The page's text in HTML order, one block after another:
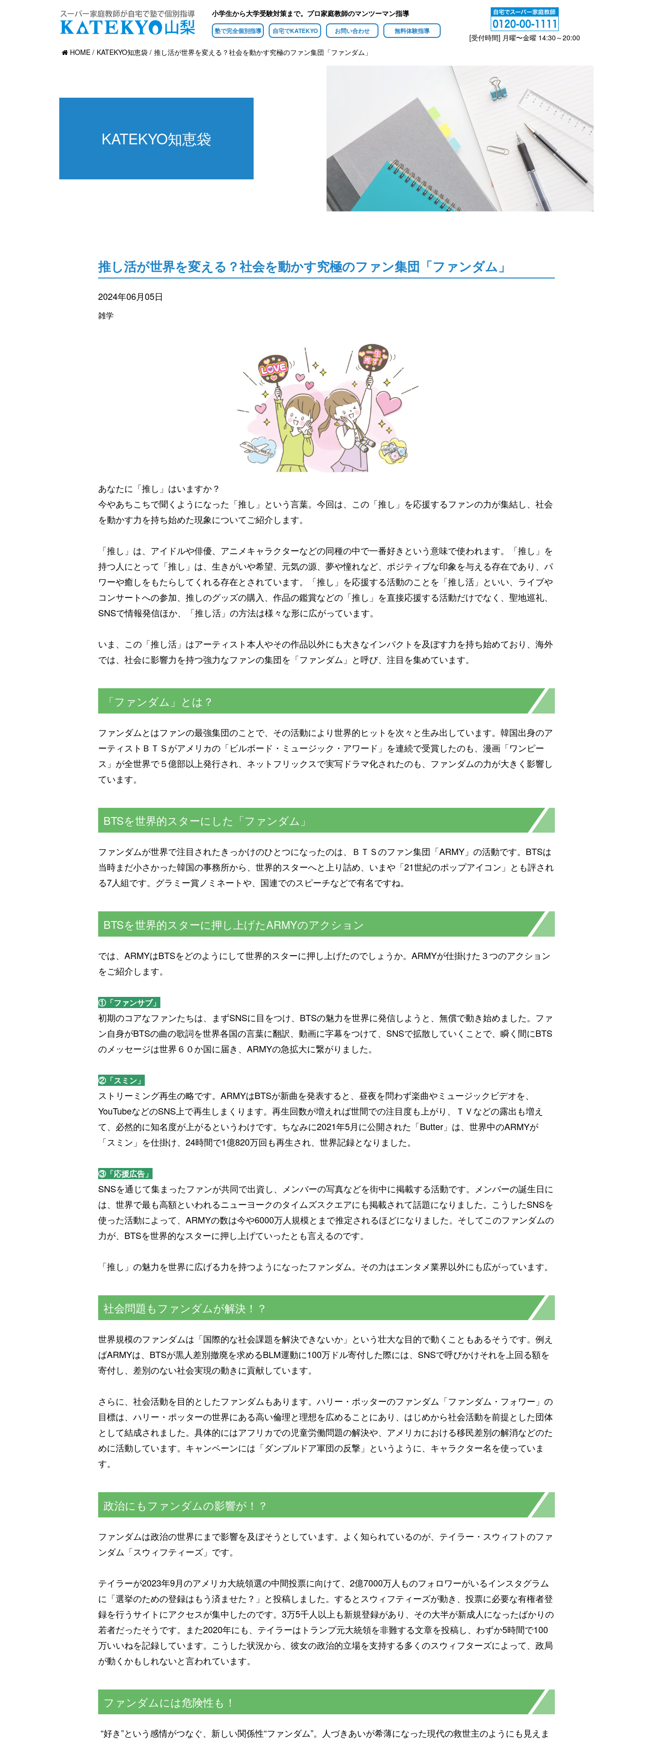
小学生から大学受験対策まで。プロ家庭教師のマンツーマン指導
塾で完全個別指導 自宅でKATEKYO お問い合わせ 無料体験指導
[受付時間] 月曜〜金曜 14:30～20:00
HOME
KATEKYO知恵袋 推し活が世界を変える？社会を動かす究極のファン集団「ファンダム」
KATEKYO知恵袋
推し活が世界を変える？社会を動かす究極のファン集団「ファンダム」
2024年06月05日
雑学
あなたに「推し」はいますか？
今やあちこちで聞くようになった「推し」という言葉。今回は、この「推し」を応援するファンの力が集結し、社会
を動かす力を持ち始めた現象についてご紹介します。
「推し」は、アイドルや俳優、アニメキャラクターなどの同種の中で一番好きという意味で使われます。「推し」を
持つ人にとって「推し」は、生きがいや希望、元気の源、夢や憧れなど、ポジティブな印象を与える存在であり、パ
ワーや癒しをもたらしてくれる存在とされています。「推し」を応援する活動のことを「推し活」といい、ライブや
コンサートへの参加、推しのグッズの購入、作品の鑑賞などの「推し」を直接応援する活動だけでなく、聖地巡礼、
SNSで情報発信ほか、「推し活」の方法は様々な形に広がっています。
いま、この「推し活」はアーティスト本人やその作品以外にも大きなインパクトを及ぼす力を持ち始めており、海外
では、社会に影響力を持つ強力なファンの集団を「ファンダム」と呼び、注目を集めています。
「ファンダム」とは？
ファンダムとはファンの最強集団のことで、その活動により世界的ヒットを次々と生み出しています。韓国出身のア
ーティストＢＴＳがアメリカの「ビルボード・ミュージック・アワード」を連続で受賞したのも、漫画「ワンピー
ス」が全世界で５億部以上発行され、ネットフリックスで実写ドラマ化されたのも、ファンダムの力が大きく影響し
ています。
BTSを世界的スターにした「ファンダム」
ファンダムが世界で注目されたきっかけのひとつになったのは、ＢＴＳのファン集団「ARMY」の活動です。BTSは
当時まだ小さかった韓国の事務所から、世界的スターへと上り詰め、いまや「21世紀のポップアイコン」とも評され
る7人組です。グラミー賞ノミネートや、国連でのスピーチなどで有名ですね。
BTSを世界的スターに押し上げたARMYのアクション
では、ARMYはBTSをどのようにして世界的スターに押し上げたのでしょうか。ARMYが仕掛けた３つのアクション
をご紹介します。
①「ファンサブ」
初期のコアなファンたちは、まずSNSに目をつけ、BTSの魅力を世界に発信しようと、無償で動き始めました。ファ
ン自身がBTSの曲の歌詞を世界各国の言葉に翻訳、動画に字幕をつけて、SNSで拡散していくことで、瞬く間にBTS
のメッセージは世界６０か国に届き、ARMYの急拡大に繋がりました。
②「スミン」
ストリーミング再生の略です。ARMYはBTSが新曲を発表すると、昼夜を問わず楽曲やミュージックビデオを、
YouTubeなどのSNS上で再生しまくります。再生回数が増えれば世間での注目度も上がり、ＴＶなどの露出も増え
て、必然的に知名度が上がるというわけです。 ちなみに2021年5月に公開された「Butter」は、世界中のARMYが
「スミン」を仕掛け、24時間で1億820万回も再生され、世界記録となりました。
③「応援広告」
SNSを通じて集まったファンが共同で出資し、メンバーの写真などを街中に掲載する活動です。メンバーの誕生日に
は、世界で最も高額といわれるニューヨークのタイムズスクエアにも掲載されて話題になりました。こうしたSNSを
使った活動によって、ARMYの数は今や6000万人規模とまで推定されるほどになりました。そしてこのファンダムの
力が、BTSを世界的なスターに押し上げていったとも言えるのです。
「推し」の魅力を世界に広げる力を持つようになったファンダム。その力はエンタメ業界以外にも広がっています。
社会問題もファンダムが解決！？
世界規模のファンダムは「国際的な社会課題を解決できないか」という壮大な目的で動くこともあるそうです。例え
ばARMYは、BTSが黒人差別撤廃を求めるBLM運動に100万ドル寄付した際には、SNSで呼びかけそれを上回る額を
寄付し、差別のない社会実現の動きに貢献しています。
さらに、社会活動を目的としたファンダムもあります。ハリー・ポッターのファンダム「ファンダム・フォワー」の
目標は、ハリー・ポッターの世界にある高い倫理と理想を広めることにあり、はじめから社会活動を前提とした団体
として結成されました。具体的にはアフリカでの児童労働問題の解決や、アメリカにおける移民差別の解消などのた
めに活動しています。キャンペーンには「ダンブルドア軍団の反撃」というように、キャラクター名を使っていま
す。
政治にもファンダムの影響が！？
ファンダムは政治の世界にまで影響を及ぼそうとしています。よく知られているのが、テイラー・スウィフトのファ
ンダム「スウィフティーズ」です。
テイラーが2023年9月のアメリカ大統領選の中間投票に向けて、2億7000万人ものフォロワーがいるインスタグラム
に「選挙のための登録はもう済ませた？」と投稿しました。するとスウィフティーズが動き、投票に必要な有権者登
録を行うサイトにアクセスが集中したのです。3万5千人以上も新規登録があり、その大半が新成人になったばかりの
若者だったそうです。また2020年にも、テイラーはトランプ元大統領を非難する文章を投稿し、わずか5時間で100
万いいねを記録しています。こうした状況から、彼女の政治的立場を支持する多くのスウィフターズによって、政局
が動くかもしれないと言われています。
ファンダムには危険性も！
“好き”という感情がつなぐ、新しい関係性“ファンダム”。人づきあいが希薄になった現代の救世主のようにも見えま